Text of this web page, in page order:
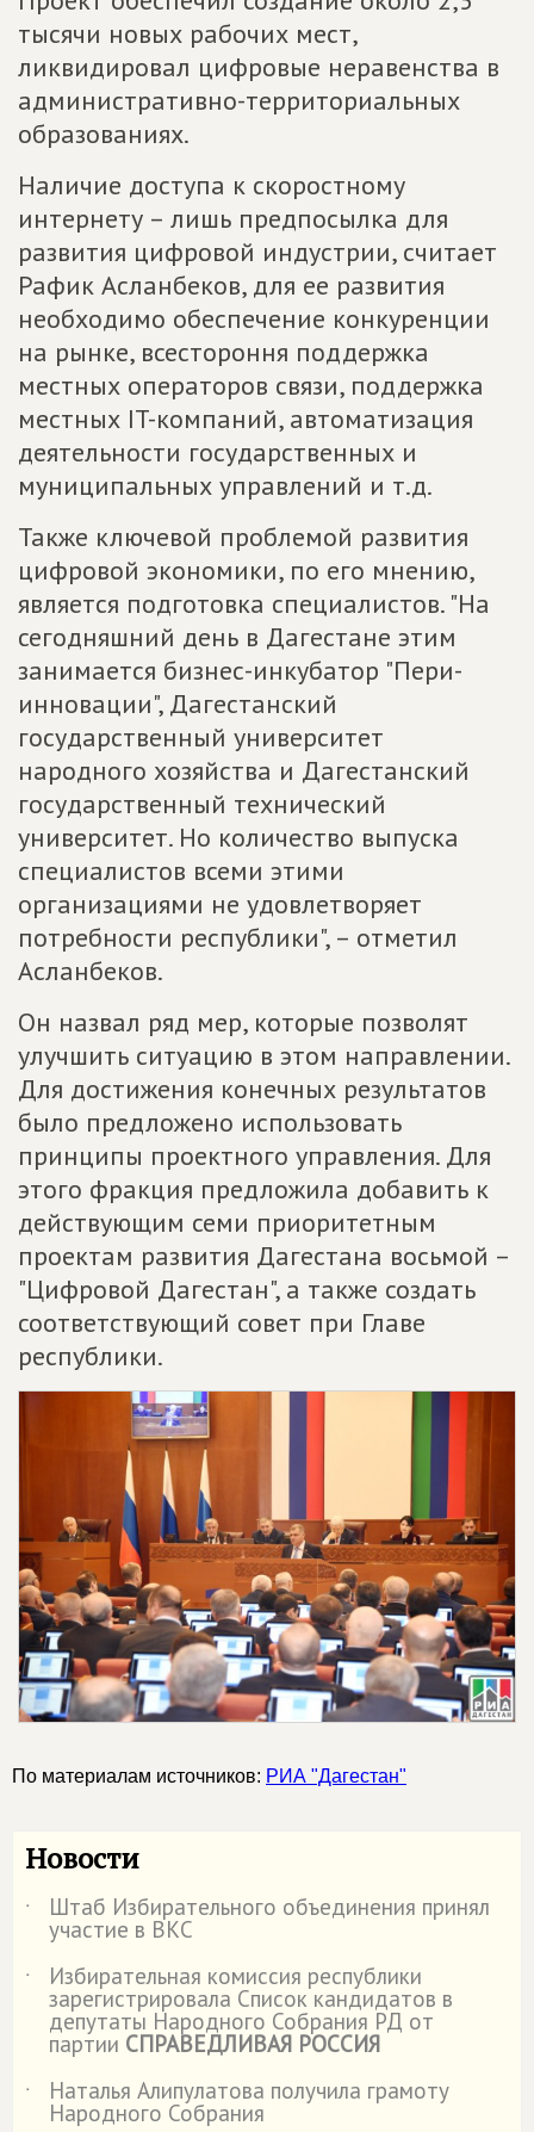
тысячи новых рабочих мест,
ликвидировал цифровые неравенства в
административно-территориальных
образованиях.
Наличие доступа к скоростному
интернету – лишь предпосылка для
развития цифровой индустрии, считает
Рафик Асланбеков, для ее развития
необходимо обеспечение конкуренции
на рынке, всестороння поддержка
местных операторов связи, поддержка
местных IT-компаний, автоматизация
деятельности государственных и
муниципальных управлений и т.д.
Также ключевой проблемой развития
цифровой экономики, по его мнению,
является подготовка специалистов. "На
сегодняшний день в Дагестане этим
занимается бизнес-инкубатор "Пери-
инновации", Дагестанский
государственный университет
народного хозяйства и Дагестанский
государственный технический
университет. Но количество выпуска
специалистов всеми этими
организациями не удовлетворяет
потребности республики", – отметил
Асланбеков.
Он назвал ряд мер, которые позволят
улучшить ситуацию в этом направлении.
Для достижения конечных результатов
было предложено использовать
принципы проектного управления. Для
этого фракция предложила добавить к
действующим семи приоритетным
проектам развития Дагестана восьмой –
"Цифровой Дагестан", а также создать
соответствующий совет при Главе
республики.
По материалам источников: РИА "Дагестан"
Новости
˙ Штаб Избирательного объединения принял
участие в ВКС
˙
Избирательная комиссия республики
зарегистрировала Список кандидатов в
депутаты Народного Собрания РД от
партии СПРАВЕДЛИВАЯ РОССИЯ
˙
Наталья Алипулатова получила грамоту
Народного Собрания